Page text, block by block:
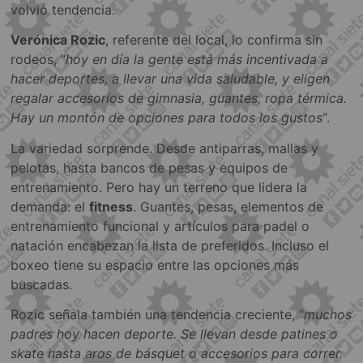
volvió tendencia.
Verónica Rozic, referente del local, lo confirma sin
rodeos, “hoy en día la gente está más incentivada a
hacer deportes, a llevar una vida saludable, y eligen
regalar accesorios de gimnasia, guantes, ropa térmica.
Hay un montón de opciones para todos los gustos“.
La variedad sorprende. Desde antiparras, mallas y
pelotas, hasta bancos de pesas y equipos de
entrenamiento. Pero hay un terreno que lidera la
demanda: elfitness. Guantes, pesas, elementos de
entrenamiento funcional y artículos para padel o
natación encabezan la lista de preferidos. Incluso el
boxeo tiene su espacio entre las opciones más
buscadas.
Rozic señala también una tendencia creciente, “muchos
padres hoy hacen deporte. Se llevan desde patines o
skate hasta aros de básquet o accesorios para correr.